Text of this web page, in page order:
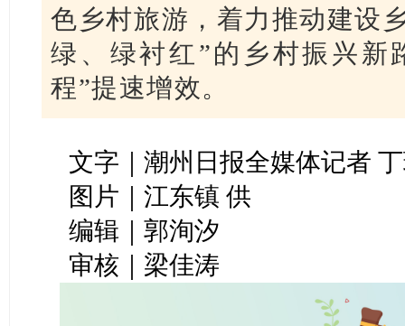
色乡村旅游，着力推动建设
绿、绿衬红”的乡村振兴新
程”提速增效。
文字｜潮州日报全媒体记者
图片｜江东镇 供
编辑｜郭洵汐
审核｜梁佳涛